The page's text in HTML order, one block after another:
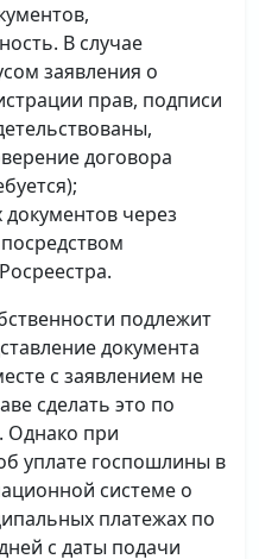
В случае
заявления о
прав, подписи
договора
через
подлежит
документа
с заявлением не
сделать это по
Однако при
уплате госпошлины в
системе о
платежах по
с даты подачи